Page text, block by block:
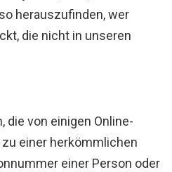
herauszufinden, wer
die nicht in unseren
die von einigen Online-
einer herkömmlichen
einer Person oder